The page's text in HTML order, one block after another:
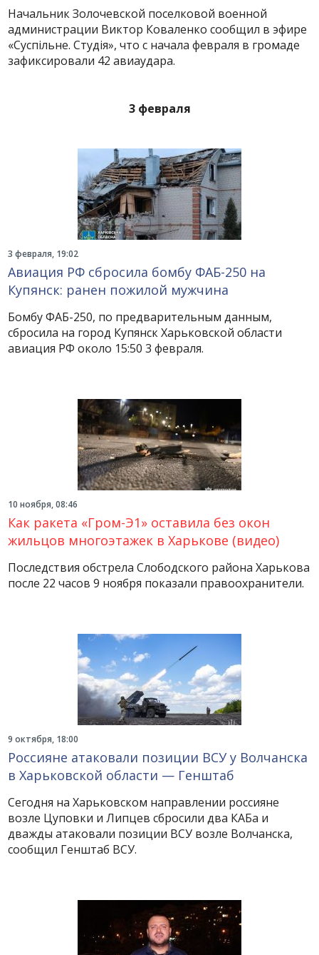
Начальник Золочевской поселковой военной
администрации Виктор Коваленко сообщил в эфире
«Суспільне. Студія», что с начала февраля в громаде
зафиксировали 42 авиаудара.
3 февраля
3 февраля, 19:02
Авиация РФ сбросила бомбу ФАБ-250 на
Купянск: ранен пожилой мужчина
Бомбу ФАБ-250, по предварительным данным,
сбросила на город Купянск Харьковской области
авиация РФ около 15:50 3 февраля.
10 ноября, 08:46
Как ракета «Гром-Э1» оставила без окон
жильцов многоэтажек в Харькове (видео)
Последствия обстрела Слободского района Харькова
после 22 часов 9 ноября показали правоохранители.
9 октября, 18:00
Россияне атаковали позиции ВСУ у Волчанска
в Харьковской области — Генштаб
Сегодня на Харьковском направлении россияне
возле Цуповки и Липцев сбросили два КАБа и
дважды атаковали позиции ВСУ возле Волчанска,
сообщил Генштаб ВСУ.